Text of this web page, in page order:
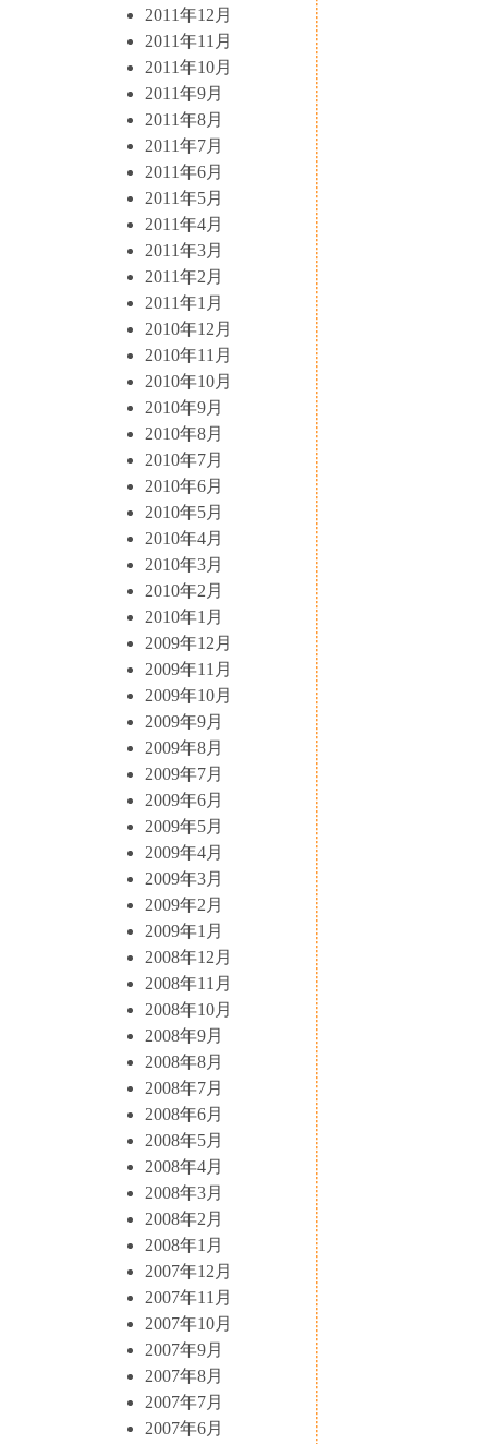
2011年12月
2011年11月
2011年10月
2011年9月
2011年8月
2011年7月
2011年6月
2011年5月
2011年4月
2011年3月
2011年2月
2011年1月
2010年12月
2010年11月
2010年10月
2010年9月
2010年8月
2010年7月
2010年6月
2010年5月
2010年4月
2010年3月
2010年2月
2010年1月
2009年12月
2009年11月
2009年10月
2009年9月
2009年8月
2009年7月
2009年6月
2009年5月
2009年4月
2009年3月
2009年2月
2009年1月
2008年12月
2008年11月
2008年10月
2008年9月
2008年8月
2008年7月
2008年6月
2008年5月
2008年4月
2008年3月
2008年2月
2008年1月
2007年12月
2007年11月
2007年10月
2007年9月
2007年8月
2007年7月
2007年6月